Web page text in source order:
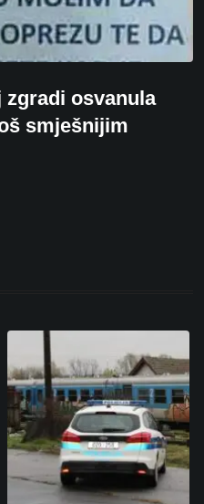
zgradi osvanula
smješnijim